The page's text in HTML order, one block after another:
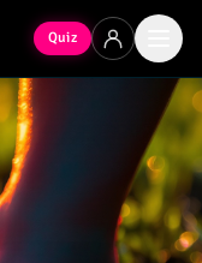
Quiz